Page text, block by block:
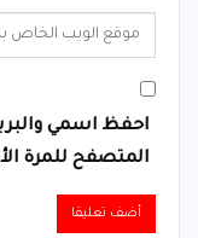
احفظ اسمي
المتصفح للمرة